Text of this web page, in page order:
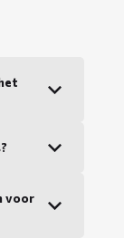
voor